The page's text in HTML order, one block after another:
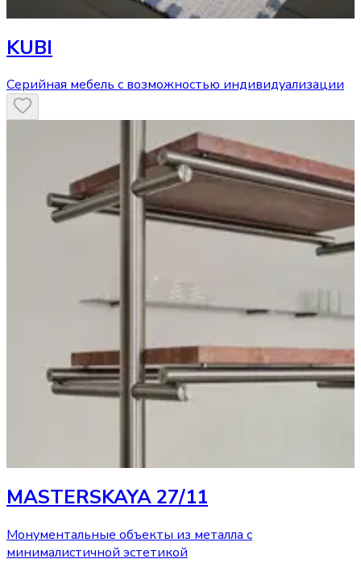
KUBI
Серийная мебель с возможностью индивидуализации
MASTERSKAYA 27/11
Монументальные объекты из металла с
минималистичной эстетикой